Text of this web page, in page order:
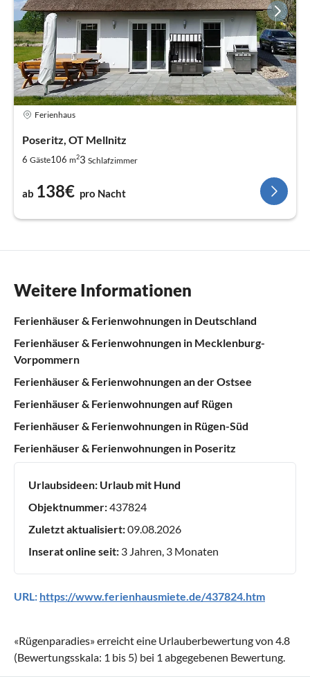
Ferienhaus
Poseritz, OT Mellnitz
6 Gäste106 m23 Schlafzimmer
ab 138€ pro Nacht
Weitere Informationen
Ferienhäuser & Ferienwohnungen in Deutschland
Ferienhäuser & Ferienwohnungen in Mecklenburg-
Vorpommern
Ferienhäuser & Ferienwohnungen an der Ostsee
Ferienhäuser & Ferienwohnungen auf Rügen
Ferienhäuser & Ferienwohnungen in Rügen-Süd
Ferienhäuser & Ferienwohnungen in Poseritz
Urlaubsideen: Urlaub mit Hund
Objektnummer:437824
Zuletzt aktualisiert:09.08.2026
Inserat online seit: 3 Jahren, 3 Monaten
URL: https://www.ferienhausmiete.de/437824.htm
«Rügenparadies» erreicht eine Urlauberbewertung von 4.8
(Bewertungsskala: 1 bis 5) bei 1 abgegebenen Bewertung.